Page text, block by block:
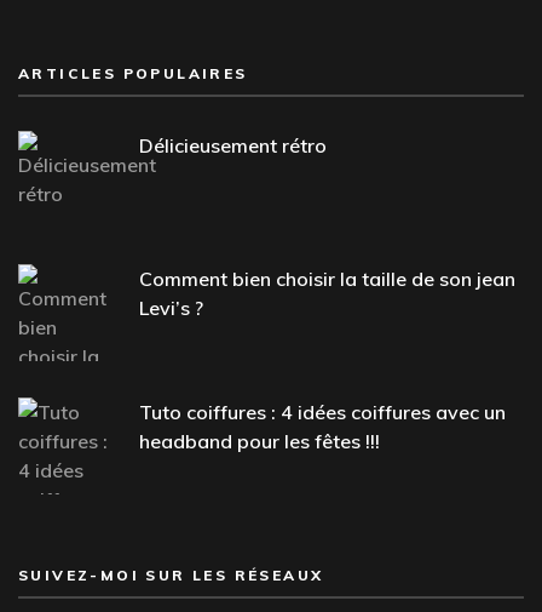
ARTICLES POPULAIRES
Délicieusement rétro
Comment bien choisir la taille de son jean
Levi’s ?
Tuto coiffures : 4 idées coiffures avec un
headband pour les fêtes !!!
SUIVEZ-MOI SUR LES RÉSEAUX